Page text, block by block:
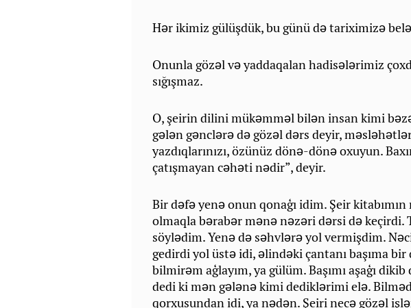
Hər ikimiz gülüşdük, bu günü də tariximizə belə
Onunla gözəl və yaddaqalan hadisələrimiz
sığışmaz.
O, şeirin dilini mükəmməl bilən insan kimi
gələn gənclərə də gözəl dərs deyir,
yazdıqlarınızı, özünüz dönə-dönə oxuyun.
çatışmayan cəhəti nədir”, deyir.
Bir dəfə yenə onun qonaģı idim. Şeir
olmaqla bərabər mənə nəzəri dərsi də keçirdi.
söylədim. Yenə də səhvlərə yol vermişdim.
gedirdi yol üstə idi, əlindəki çantanı başıma
bilmirəm aģlayım, ya gülüm. Başımı aşaģı
dedi ki mən gələnə kimi dediklərimi elə.
qorxusundan idi, ya nədən. Şeiri necə gözəl